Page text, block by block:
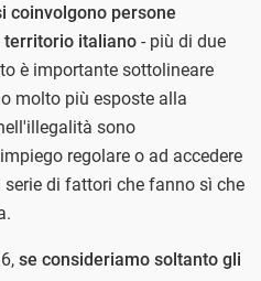
coinvolgono persone
territorio italiano - più di due
è importante sottolineare
molto più esposte alla
sono
regolare o ad accedere
di fattori che fanno sì che
se consideriamo soltanto gli